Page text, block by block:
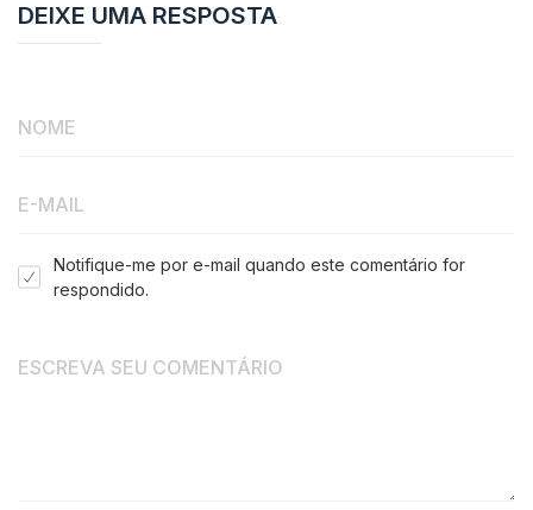
DEIXE UMA RESPOSTA
Notifique-me por e-mail quando este comentário for
respondido.